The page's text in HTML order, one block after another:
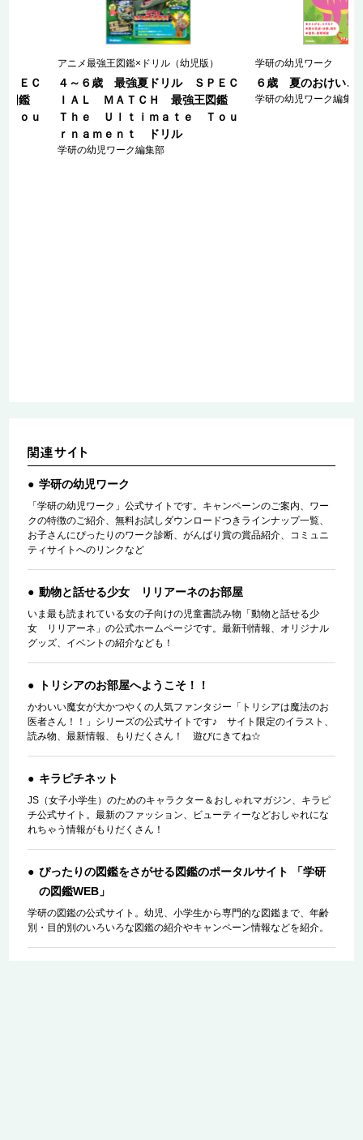
ＥＣ
図鑑
ｏｕ
アニメ最強王図鑑×ドリル（幼児版）
４～６歳 最強夏ドリル ＳＰＥＣ
ＩＡＬ ＭＡＴＣＨ 最強王図鑑
Ｔｈｅ Ｕｌｔｉｍａｔｅ Ｔｏｕ
ｒｎａｍｅｎｔ ドリル
学研の幼児ワーク編集部
学研の幼児ワーク
６歳 夏のおけい
学研の幼児ワーク編集部
学研の幼児ワーク
「学研の幼児ワーク」公式サイトです。キャンペーンのご案内、ワー
クの特徴のご紹介、無料お試しダウンロードつきラインナップ一覧、
お子さんにぴったりのワーク診断、がんばり賞の賞品紹介、コミュニ
ティサイトへのリンクなど
動物と話せる少女 リリアーネのお部屋
いま最も読まれている女の子向けの児童書読み物「動物と話せる少
女 リリアーネ」の公式ホームページです。最新刊情報、オリジナル
グッズ、イベントの紹介なども！
トリシアのお部屋へようこそ！！
かわいい魔女が大かつやくの人気ファンタジー「トリシアは魔法のお
医者さん！！」シリーズの公式サイトです♪ サイト限定のイラスト、
読み物、最新情報、もりだくさん！ 遊びにきてね☆
キラピチネット
JS（女子小学生）のためのキャラクター＆おしゃれマガジン、キラピ
チ公式サイト。最新のファッション、ビューティーなどおしゃれにな
れちゃう情報がもりだくさん！
ぴったりの図鑑をさがせる図鑑のポータルサイト 「学研
の図鑑WEB」
学研の図鑑の公式サイト。幼児、小学生から専門的な図鑑まで、年齢
別・目的別のいろいろな図鑑の紹介やキャンペーン情報などを紹介。